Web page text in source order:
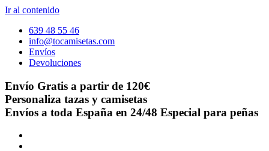
Ir al contenido
639 48 55 46
info@tocamisetas.com
Envíos
Devoluciones
Envío Gratis a partir de 120€
Personaliza tazas y camisetas
Envíos a toda España en 24/48 Especial para peñas